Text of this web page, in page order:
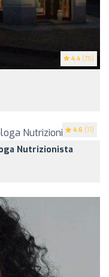
4.4 (75)
4.6 (11)
Nutrizionista